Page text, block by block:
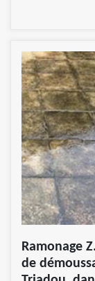
Ramonage
de